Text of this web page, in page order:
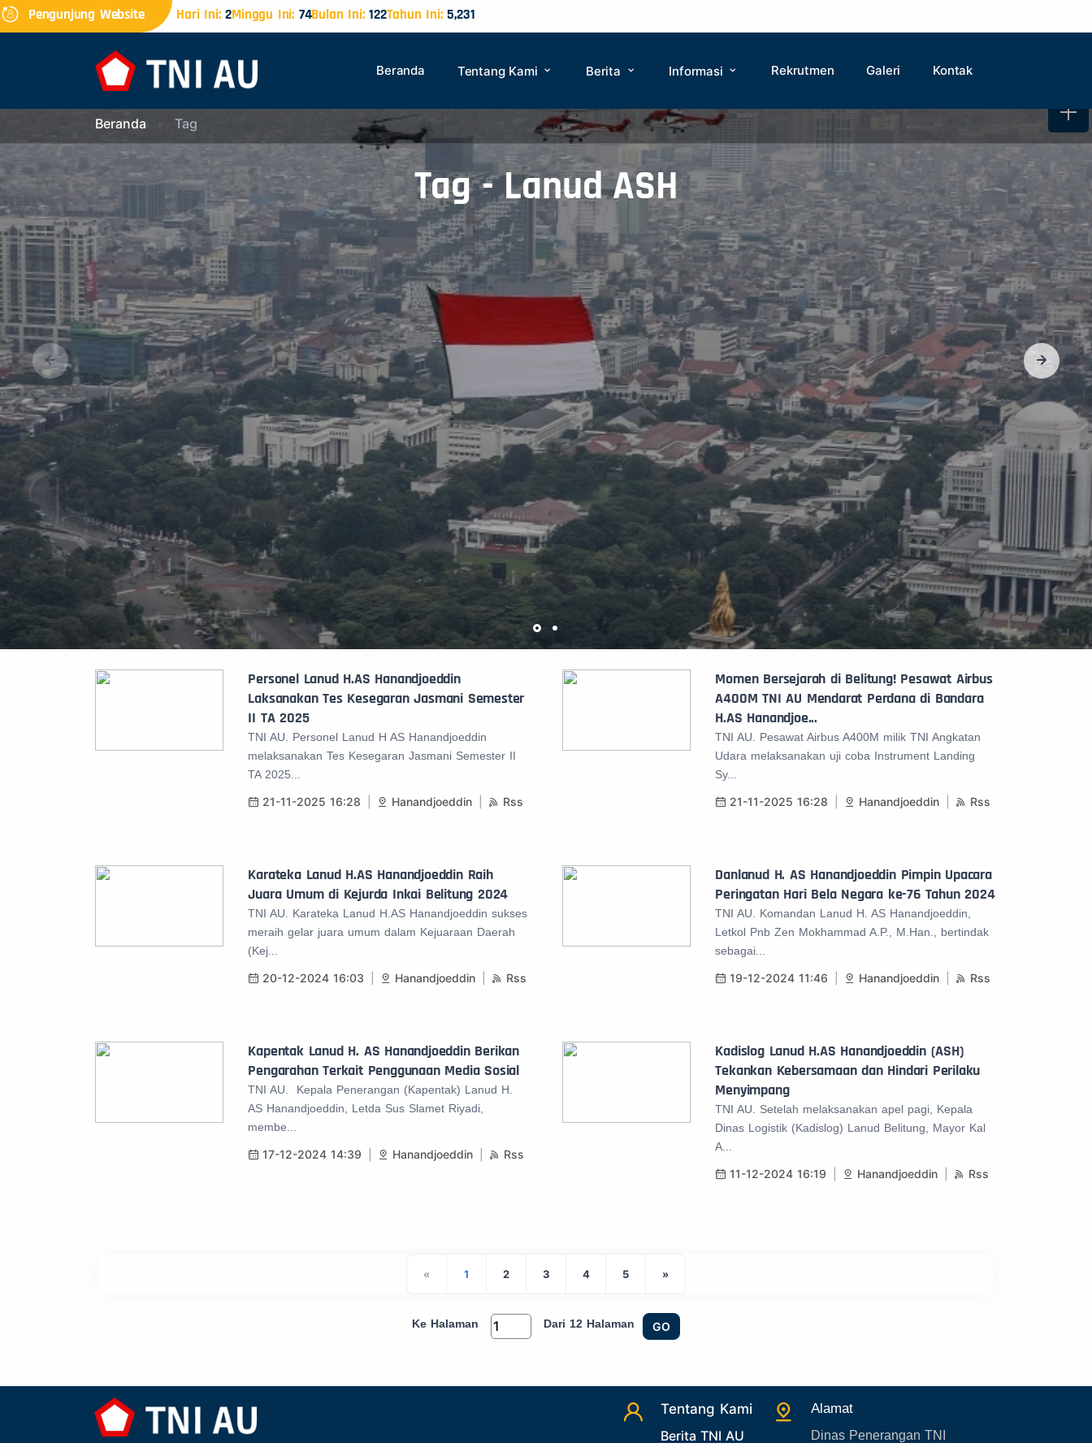
Pengunjung Website Hari Ini:2Minggu Ini: 74Bulan Ini:122Tahun Ini:5,231
Beranda Tentang Kami Berita Informasi Rekrutmen Galeri Kontak
Beranda Tag
Tag - Lanud ASH
Personel Lanud H.AS Hanandjoeddin
Laksanakan Tes Kesegaran Jasmani Semester
II TA 2025
TNI AU. Personel Lanud H AS Hanandjoeddin
melaksanakan Tes Kesegaran Jasmani Semester II
TA 2025...
21-11-2025 16:28 Hanandjoeddin Rss
Momen Bersejarah di Belitung! Pesawat Airbus
A400M TNI AU Mendarat Perdana di Bandara
H.AS Hanandjoe...
TNI AU. Pesawat Airbus A400M milik TNI Angkatan
Udara melaksanakan uji coba Instrument Landing
Sy...
21-11-2025 16:28 Hanandjoeddin Rss
Karateka Lanud H.AS Hanandjoeddin Raih
Juara Umum di Kejurda Inkai Belitung 2024
TNI AU. Karateka Lanud H.AS Hanandjoeddin sukses
meraih gelar juara umum dalam Kejuaraan Daerah
(Kej...
20-12-2024 16:03 Hanandjoeddin Rss
Danlanud H. AS Hanandjoeddin Pimpin Upacara
Peringatan Hari Bela Negara ke-76 Tahun 2024
TNI AU. Komandan Lanud H. AS Hanandjoeddin,
Letkol Pnb Zen Mokhammad A.P., M.Han., bertindak
sebagai...
19-12-2024 11:46 Hanandjoeddin Rss
Kapentak Lanud H. AS Hanandjoeddin Berikan
Pengarahan Terkait Penggunaan Media Sosial
TNI AU. Kepala Penerangan (Kapentak) Lanud H.
AS Hanandjoeddin, Letda Sus Slamet Riyadi,
membe...
17-12-2024 14:39 Hanandjoeddin Rss
Kadislog Lanud H.AS Hanandjoeddin (ASH)
Tekankan Kebersamaan dan Hindari Perilaku
Menyimpang
TNI AU. Setelah melaksanakan apel pagi, Kepala
Dinas Logistik (Kadislog) Lanud Belitung, Mayor Kal
A...
11-12-2024 16:19 Hanandjoeddin Rss
« 1 2 3 4 5 »
Ke Halaman Dari 12 Halaman GO
Tentang Kami
Berita TNI AU
Alamat
Dinas Penerangan TNI